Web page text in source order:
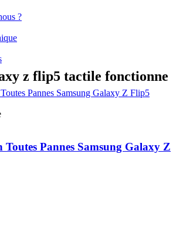
?
Toutes Pannes Samsung Galaxy Z